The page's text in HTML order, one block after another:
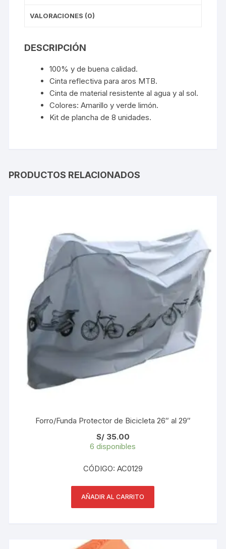
VALORACIONES (0)
DESCRIPCIÓN
100% y de buena calidad.
Cinta reflectiva para aros MTB.
Cinta de material resistente al agua y al sol.
Colores: Amarillo y verde limón.
Kit de plancha de 8 unidades.
PRODUCTOS RELACIONADOS
Forro/Funda Protector de Bicicleta 26″ al 29″
S/35.00
6 disponibles
CÓDIGO: AC0129
AÑADIR AL CARRITO